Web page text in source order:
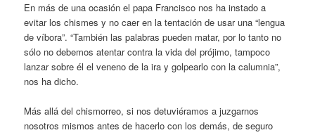
En más de una ocasión el papa Francisco nos ha instado a
evitar los chismes y no caer en la tentación de usar una “lengua
de víbora”. “También las palabras pueden matar, por lo tanto no
sólo no debemos atentar contra la vida del prójimo, tampoco
lanzar sobre él el veneno de la ira y golpearlo con la calumnia”,
nos ha dicho.
Más allá del chismorreo, si nos detuviéramos a juzgarnos
nosotros mismos antes de hacerlo con los demás, de seguro